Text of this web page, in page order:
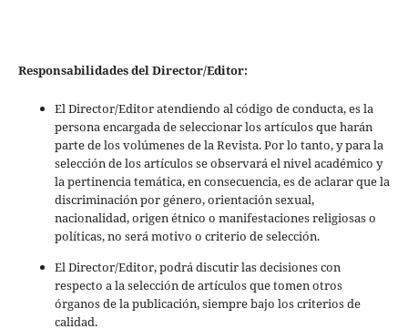
Responsabilidades del Director/Editor:
El Director/Editor atendiendo al código de conducta, es la
persona encargada de seleccionar los artículos que harán
parte de los volúmenes de la Revista. Por lo tanto, y para la
selección de los artículos se observará el nivel académico y
la pertinencia temática, en consecuencia, es de aclarar que la
discriminación por género, orientación sexual,
nacionalidad, origen étnico o manifestaciones religiosas o
políticas, no será motivo o criterio de selección.
El Director/Editor, podrá discutir las decisiones con
respecto a la selección de artículos que tomen otros
órganos de la publicación, siempre bajo los criterios de
calidad.